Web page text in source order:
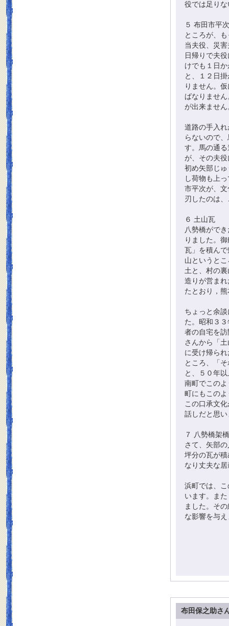
役では足り
５ 布田市平
ところが、
当夫役、災
日帰りで夫
けでも１日
と、１２日
りません。
ばなりませ
が出来ません
道路の手入
らないので
す。馬の通
が、その夫
初め矢部じ
し荷物も上
市平次が、
刃したのは
６ 土山瓦
八勢橋がで
りました。
瓦」を積ん
山というと
土と、村の
造りが営ま
たとおり，
ちょっと余
た。昭和３
者の自宅を
さんから「
に受け帰ら
ところ、「
と、５０年
南町でこの
町にもこの
この口承文
話しだと思い
７ 八勢橋架
さて、矢部
坪分の瓦が
なり丈夫な
浜町では、
います。ま
ました。そ
な影響を与
布田保之助さ